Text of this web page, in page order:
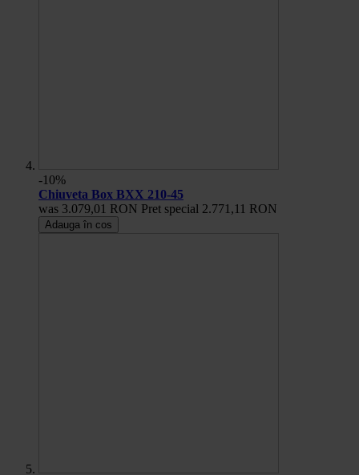
-10%
Chiuveta Box BXX 210-45
was 3.079,01 RON Pret special 2.771,11 RON
Adauga în cos